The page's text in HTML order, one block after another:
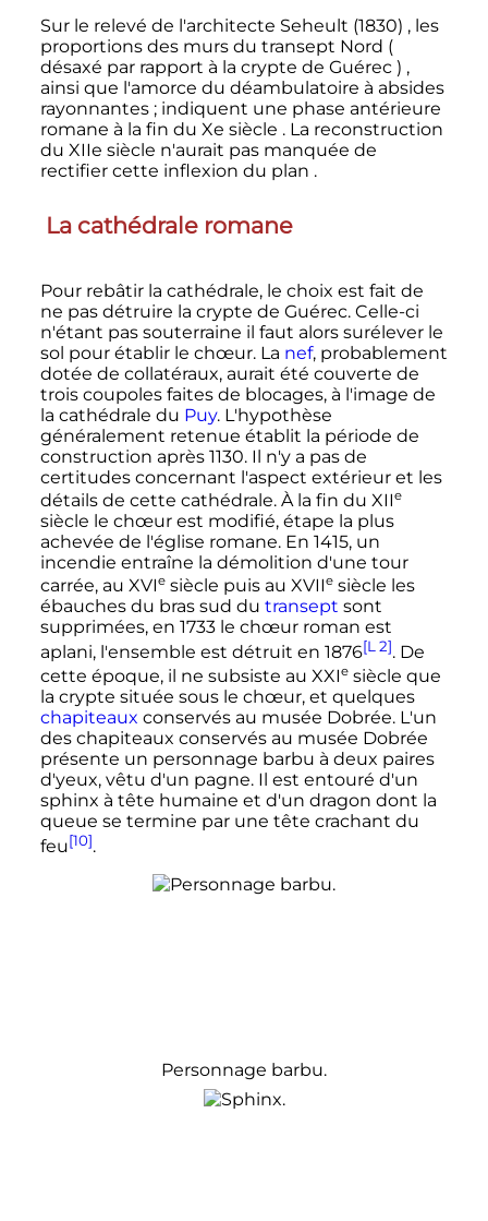
Sur le relevé de l'architecte Seheult (1830) , les
proportions des murs du transept Nord (
désaxé par rapport à la crypte de Guérec ) ,
ainsi que l'amorce du déambulatoire à absides
rayonnantes ; indiquent une phase antérieure
romane à la fin du Xe siècle . La reconstruction
du XIIe siècle n'aurait pas manquée de
rectifier cette inflexion du plan .
La cathédrale romane
Pour rebâtir la cathédrale, le choix est fait de
ne pas détruire la crypte de Guérec. Celle-ci
n'étant pas souterraine il faut alors surélever le
sol pour établir le chœur. La nef, probablement
dotée de collatéraux, aurait été couverte de
trois coupoles faites de blocages, à l'image de
la cathédrale du Puy. L'hypothèse
généralement retenue établit la période de
construction après 1130. Il n'y a pas de
certitudes concernant l'aspect extérieur et les
détails de cette cathédrale. À la fin du XIIe
siècle le chœur est modifié, étape la plus
achevée de l'église romane. En 1415, un
incendie entraîne la démolition d'une tour
carrée, au XVIe siècle puis au XVIIe siècle les
ébauches du bras sud du transept sont
supprimées, en 1733 le chœur roman est
aplani, l'ensemble est détruit en 1876[L 2]. De
cette époque, il ne subsiste au XXIe siècle que
la crypte située sous le chœur, et quelques
chapiteaux conservés au musée Dobrée. L'un
des chapiteaux conservés au musée Dobrée
présente un personnage barbu à deux paires
d'yeux, vêtu d'un pagne. Il est entouré d'un
sphinx à tête humaine et d'un dragon dont la
queue se termine par une tête crachant du
feu[10].
Personnage barbu.